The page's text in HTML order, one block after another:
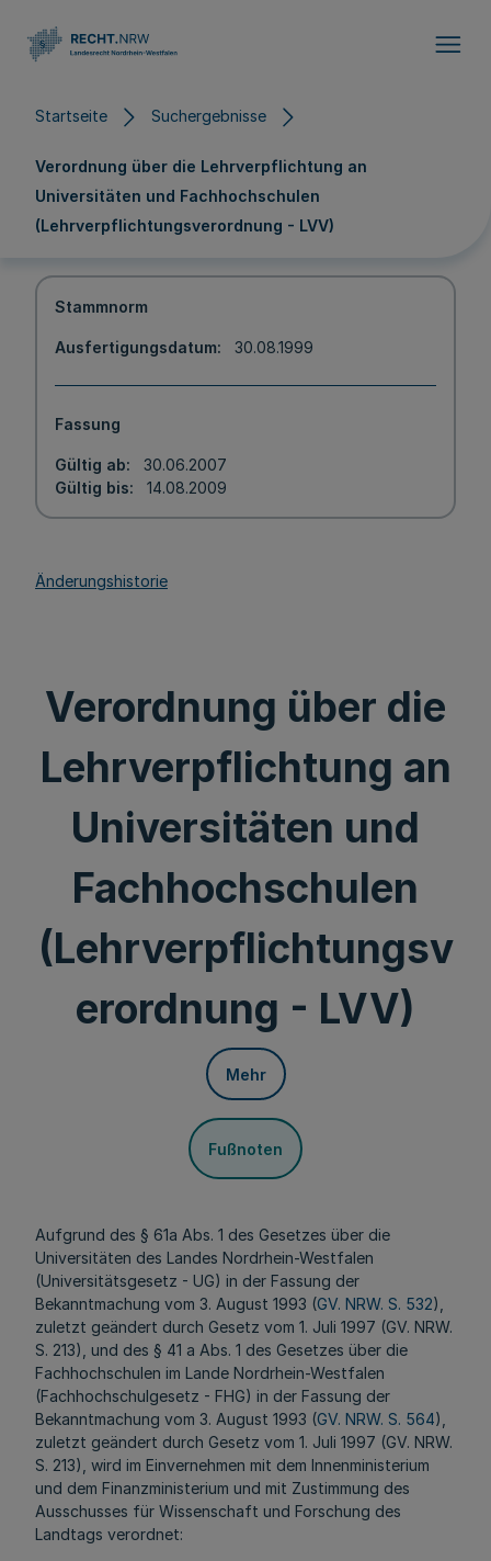
Startseite Suchergebnisse
Verordnung über die Lehrverpflichtung an
Universitäten und Fachhochschulen
(Lehrverpflichtungsverordnung - LVV)
Stammnorm
Ausfertigungsdatum 30.08.1999
Fassung
Gültig ab
30.06.2007
Gültig bis
14.08.2009
Änderungshistorie
Verordnung über die
Lehrverpflichtung an
Universitäten und
Fachhochschulen
(Lehrverpflichtungsv
erordnung - LVV)
Mehr
Fußnoten
Aufgrund des § 61a Abs. 1 des Gesetzes über die
Universitäten des Landes Nordrhein-Westfalen
(Universitätsgesetz - UG) in der Fassung der
Bekanntmachung vom 3. August 1993 (GV. NRW. S. 532),
zuletzt geändert durch Gesetz vom 1. Juli 1997 (GV. NRW.
S. 213), und des § 41 a Abs. 1 des Gesetzes über die
Fachhochschulen im Lande Nordrhein-Westfalen
(Fachhochschulgesetz - FHG) in der Fassung der
Bekanntmachung vom 3. August 1993 (GV. NRW. S. 564),
zuletzt geändert durch Gesetz vom 1. Juli 1997 (GV. NRW.
S. 213), wird im Einvernehmen mit dem Innenministerium
und dem Finanzministerium und mit Zustimmung des
Ausschusses für Wissenschaft und Forschung des
Landtags verordnet: